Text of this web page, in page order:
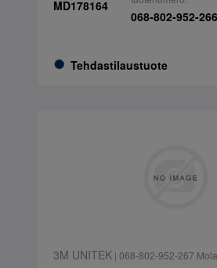
MD178164
Tehdastilaustuote
068-802-952-266
3M UNITEK| 068-802-952-267